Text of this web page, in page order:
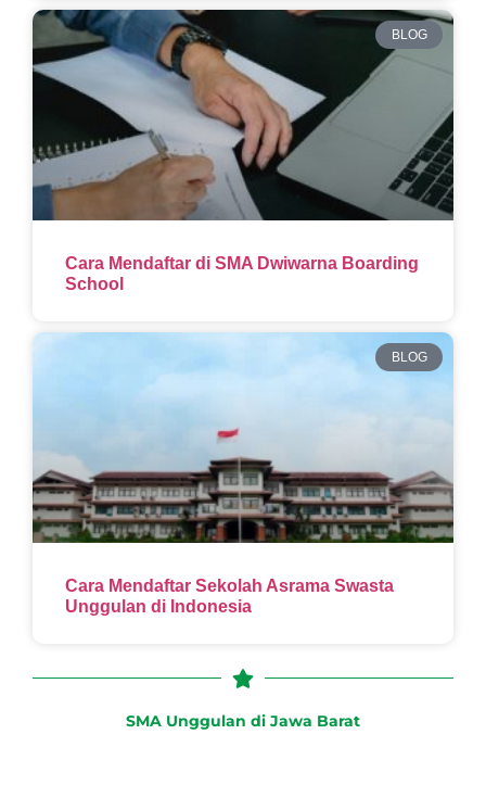
BLOG
Cara Mendaftar di SMA Dwiwarna Boarding
School
BLOG
Cara Mendaftar Sekolah Asrama Swasta
Unggulan di Indonesia
SMA Unggulan di Jawa Barat